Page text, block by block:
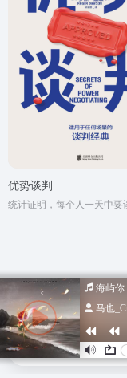
优势谈判
Copyright © 2026 设计
2022047798号
苏公
海屿你
马也
首页